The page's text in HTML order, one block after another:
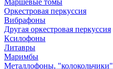
Маршевые томы
Оркестровая перкуссия
Вибрафоны
Другая оркестровая перкуссия
Ксилофоны
Литавры
Маримбы
Металлофоны, "колокольчики"